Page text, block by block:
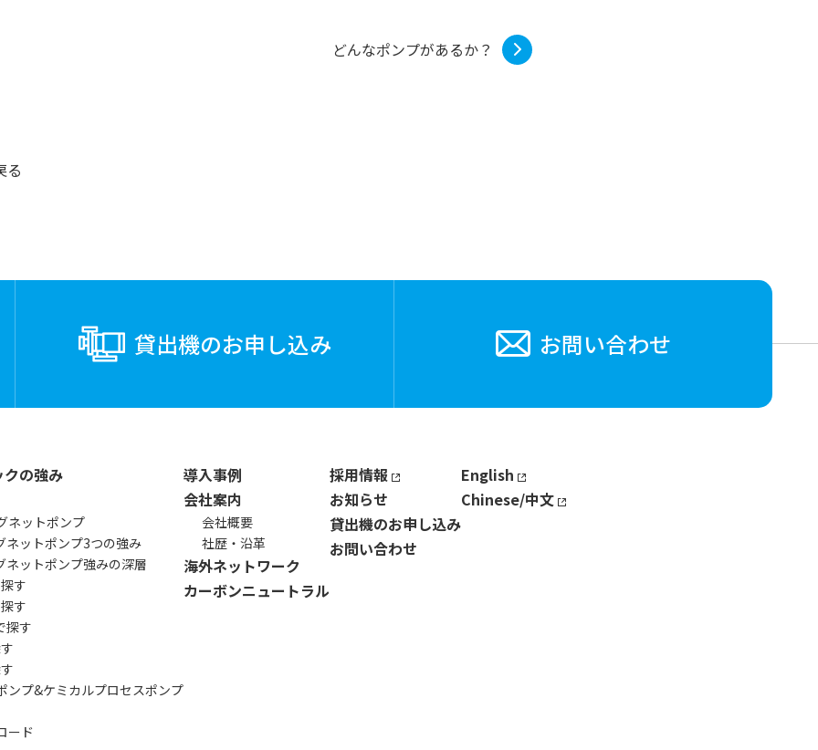
どんなポンプがあるか？
る
貸出機のお申し込み お問い合わせ
の強み
ネットポンプ
ネットポンプ3つの強み
ネットポンプ強みの深層
す
す
探す
ンプ&ケミカルプロセスポンプ
ード
導入事例
会社案内
会社概要
社歴・沿革
海外ネットワーク
カーボンニュートラル
採用情報
お知らせ
貸出機のお申し込み
お問い合わせ
English
Chinese/中文